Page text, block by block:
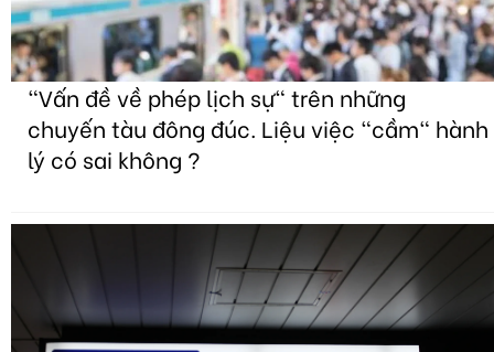
"Vấn đề về phép lịch sự" trên những
chuyến tàu đông đúc. Liệu việc "cầm" hành
lý có sai không ?